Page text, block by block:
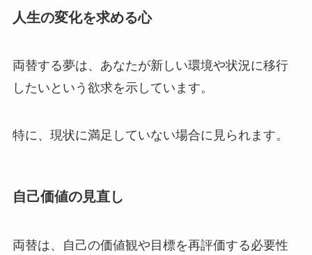
人生の変化を求める心
両替する夢は、あなたが新しい環境や状況に移行
したいという欲求を示しています。
特に、現状に満足していない場合に見られます。
自己価値の見直し
両替は、自己の価値観や目標を再評価する必要性